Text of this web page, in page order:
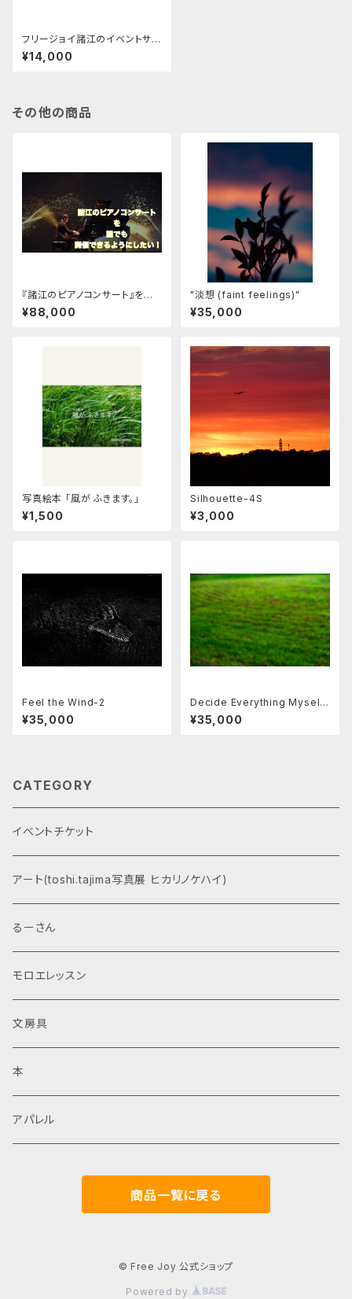
フリージョイ諸江のイベントサポ
ート（ジョイサポ）
¥14,000
その他の商品
『諸江のピアノコンサート』を誰
でもイベントで開催できるように
したい！
¥88,000
"淡想 (faint feelings)"
¥35,000
写真絵本 「風が ふきます。」
¥1,500
Silhouette-4S
¥3,000
Feel the Wind-2
¥35,000
Decide Everything Myself-
7
¥35,000
CATEGORY
イベントチケット
アート(toshi.tajima写真展 ヒカリノケハイ)
るーさん
モロエレッスン
文房具
本
アパレル
商品一覧に戻る
© Free Joy 公式ショップ
Powered by